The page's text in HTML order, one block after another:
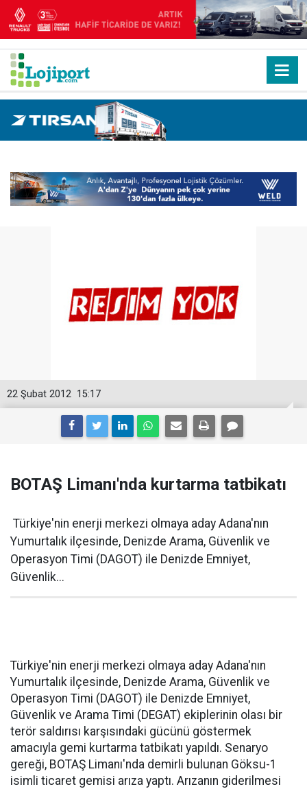
15:17
22 Şubat 2012
BOTAŞ Limanı'nda kurtarma tatbikatı
Türkiye'nin enerji merkezi olmaya aday Adana'nın
Yumurtalık ilçesinde, Denizde Arama, Güvenlik ve
Operasyon Timi (DAGOT) ile Denizde Emniyet,
Güvenlik...
Türkiye'nin enerji merkezi olmaya aday Adana'nın
Yumurtalık ilçesinde, Denizde Arama, Güvenlik ve
Operasyon Timi (DAGOT) ile Denizde Emniyet,
Güvenlik ve Arama Timi (DEGAT) ekiplerinin olası bir
terör saldırısı karşısındaki gücünü göstermek
amacıyla gemi kurtarma tatbikatı yapıldı. Senaryo
gereği, BOTAŞ Limanı'nda demirli bulunan Göksu-1
isimli ticaret gemisi arıza yaptı. Arızanın giderilmesi